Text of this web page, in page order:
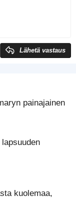
Lähetä vastaus
painajainen
kuolemaa,